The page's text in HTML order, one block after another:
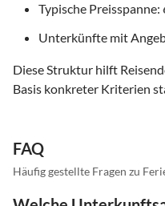
Typische Preisspanne:
Unterkünfte mit
Diese Struktur hilft
Basis konkreter Kriterien
FAQ
Häufig gestellte Fragen zu